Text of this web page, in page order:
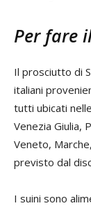
Per fare
Il prosciutto di
italiani
tutti ubicati
Venezia Giulia,
Veneto,
previsto dal
I suini sono